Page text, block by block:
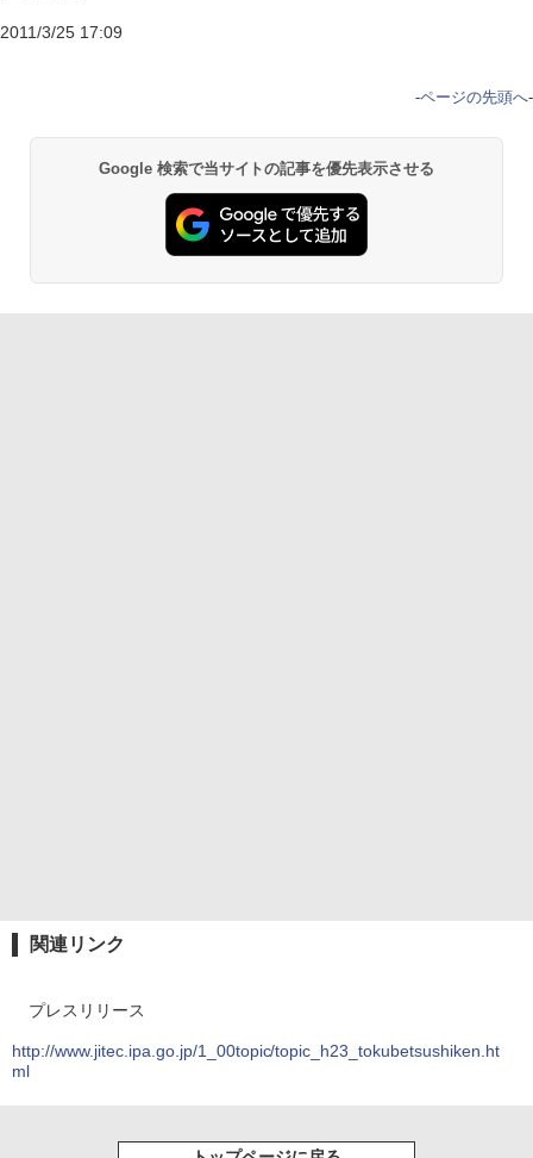
2011/3/25 17:09
-ページの先頭へ-
Google 検索で当サイトの記事を優先表示させる
関連リンク
プレスリリース
http://www.jitec.ipa.go.jp/1_00topic/topic_h23_tokubetsushiken.ht
ml